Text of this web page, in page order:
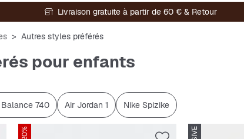
Livraison gratuite à partir de 60 € & Retour
Autres styles préférés
pour enfants
740 Air Jordan 1 Nike Spizike
-20%